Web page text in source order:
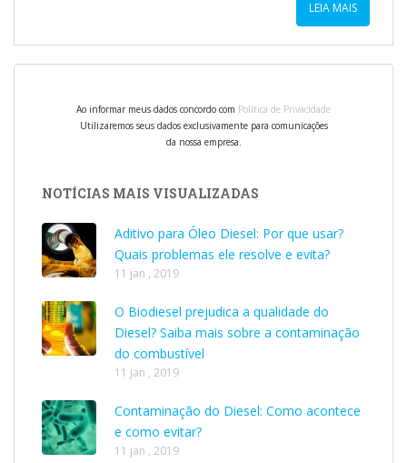
LEIA MAIS
Ao informar meus dados concordo com Política de Privacidade
Utilizaremos seus dados exclusivamente para comunicações
da nossa empresa.
NOTÍCIAS MAIS VISUALIZADAS
Aditivo para Óleo Diesel: Por que usar?
Quais problemas ele resolve e evita?
11 jan , 2019
O Biodiesel prejudica a qualidade do
Diesel? Saiba mais sobre a contaminação
do combustível
11 jan , 2019
Contaminação do Diesel: Como acontece
e como evitar?
11 jan , 2019